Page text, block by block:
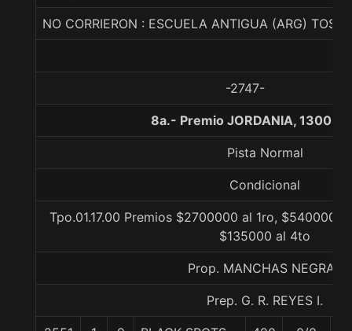
NO CORRIERON : ESCUELA ANTIGUA (ARG)
-2747-
8a.- Premio JORDANIA, 1300
Pista Normal
Condicional
Tpo.01.17.00 Premios $2700000 al 1ro, $540000
$135000 al 4to
Prop. MANCHAS NEGRAS
Prep. G. R. REYES I.